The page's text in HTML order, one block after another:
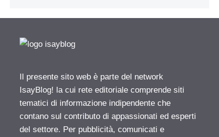
Il presente sito web è parte del network
IsayBlog! la cui rete editoriale comprende siti
tematici di informazione indipendente che
contano sul contributo di appassionati ed esperti
del settore. Per pubblicità, comunicati e